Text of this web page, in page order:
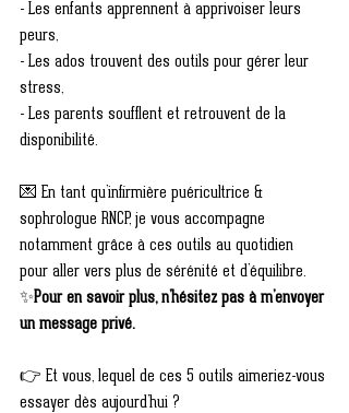
- Les enfants apprennent à apprivoiser leurs
peurs,
- Les ados trouvent des outils pour gérer leur
stress,
- Les parents soufflent et retrouvent de la
disponibilité.
💌 En tant qu’infirmière puéricultrice &
sophrologue RNCP, je vous accompagne
notamment grâce à ces outils au quotidien
pour aller vers plus de sérénité et d’équilibre.
✨Pour en savoir plus, n’hésitez pas à m’envoyer
un message privé.
👉 Et vous, lequel de ces 5 outils aimeriez-vous
essayer dès aujourd’hui ?